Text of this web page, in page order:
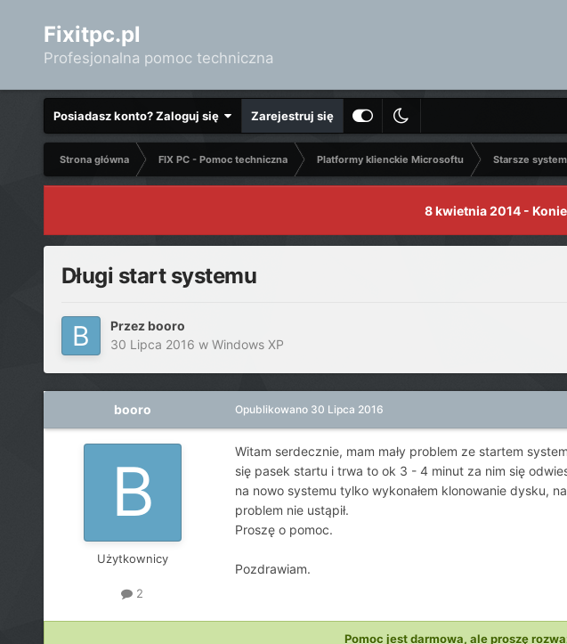
Fixitpc.pl
Profesjonalna pomoc techniczna
Posiadasz konto? Zaloguj się Zarejestruj się
Strona główna FIX PC - Pomoc techniczna Platformy klienckie Microsoftu Starsze
8 kwietnia 2014 -
Długi start systemu
Przez booro
30 Lipca 2016 w Windows XP
booro
Użytkownicy
2
Opublikowano 30 Lipca 2016
Witam serdecznie, mam mały problem ze startem
się pasek startu i trwa to ok 3 - 4 minut za nim się
na nowo systemu tylko wykonałem klonowanie dysku,
problem nie ustąpił.
Proszę o pomoc.
Pozdrawiam.
Pomoc jest darmowa, ale proszę